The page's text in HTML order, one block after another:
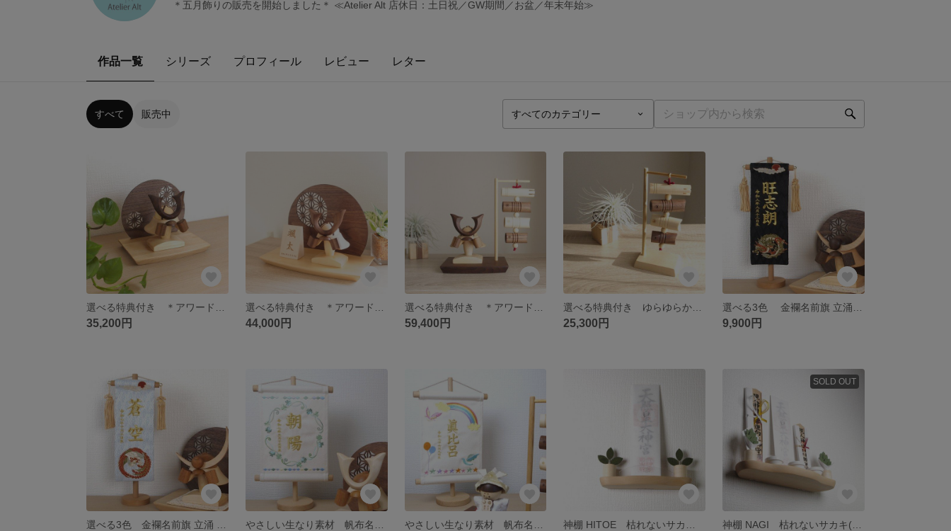
＊五月飾りの販売を開始しました＊ ≪Atelier Alt 店休日：土日祝／GW期間／お盆／年末年始≫
作品一覧 シリーズ プロフィール レビュー レター
すべて 販売中
35,200円 44,000円 59,400円 25,300円 9,900円
SOLD OUT